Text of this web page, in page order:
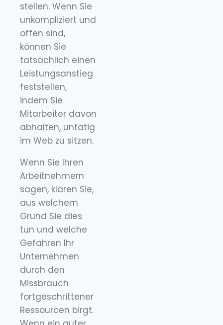
stellen. Wenn Sie
unkompliziert und
offen sind,
können Sie
tatsächlich einen
Leistungsanstieg
feststellen,
indem Sie
Mitarbeiter davon
abhalten, untätig
im Web zu sitzen.
Wenn Sie Ihren
Arbeitnehmern
sagen, klären Sie,
aus welchem
Grund Sie dies
tun und welche
Gefahren Ihr
Unternehmen
durch den
Missbrauch
fortgeschrittener
Ressourcen birgt.